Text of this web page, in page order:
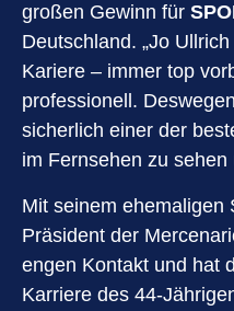
großen Gewinn für
Deutschland. „Jo
Kariere – immer top
professionell.
sicherlich einer der
im Fernsehen zu sehen
Mit seinem ehemaligen
Präsident der
engen Kontakt und hat
Karriere des 44-